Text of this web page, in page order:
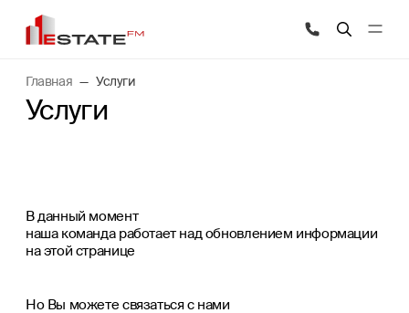
Главная Услуги
Услуги
В данный момент
наша команда работает над обновлением информации
на этой странице
Но Вы можете связаться с нами